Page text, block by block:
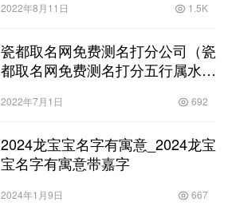
2022年8月11日 1.5K
瓷都取名网免费测名打分公司（瓷
都取名网免费测名打分五行属水的
2022年7月1日 692
2024龙宝宝名字有寓意_2024龙宝
宝名字有寓意带嘉字
2024年1月9日 667